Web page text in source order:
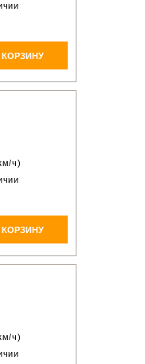
КОРЗИНУ
ч)
КОРЗИНУ
ч)